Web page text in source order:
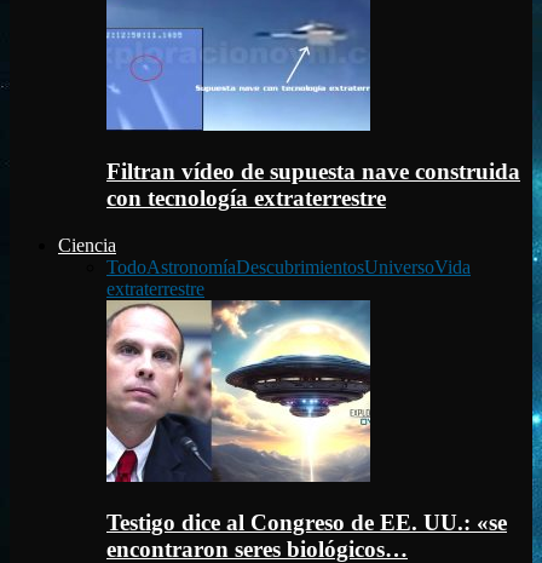
Filtran vídeo de supuesta nave construida
con tecnología extraterrestre
Ciencia
TodoAstronomíaDescubrimientosUniversoVida
extraterrestre
Testigo dice al Congreso de EE. UU.: «se
encontraron seres biológicos…